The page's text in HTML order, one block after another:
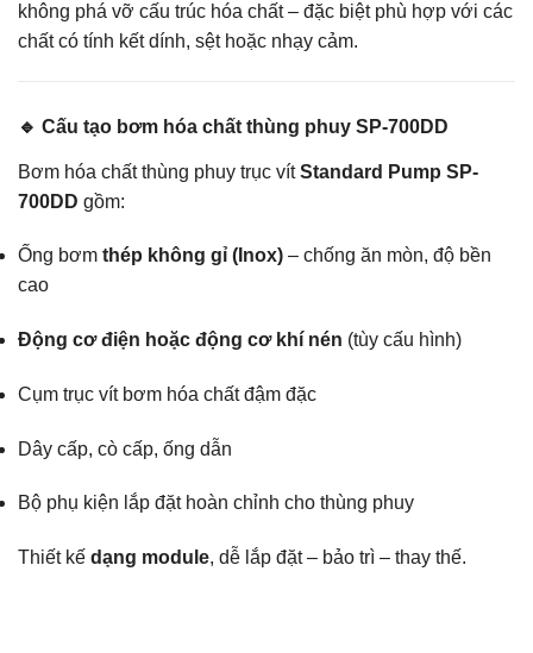
không phá vỡ cấu trúc hóa chất – đặc biệt phù hợp với các
chất có tính kết dính, sệt hoặc nhạy cảm.
🔹 Cấu tạo bơm hóa chất thùng phuy SP-700DD
Bơm hóa chất thùng phuy trục vítStandard Pump SP-
700DD gồm:
Ống bơm thép không gỉ (Inox) – chống ăn mòn, độ bền
cao
Động cơ điện hoặc động cơ khí nén (tùy cấu hình)
Cụm trục vít bơm hóa chất đậm đặc
Dây cấp, cò cấp, ống dẫn
Bộ phụ kiện lắp đặt hoàn chỉnh cho thùng phuy
Thiết kế dạng module, dễ lắp đặt – bảo trì – thay thế.